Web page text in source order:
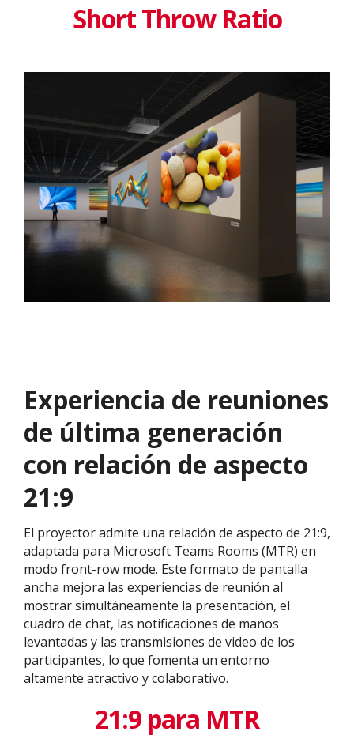
Short Throw Ratio
Experiencia de reuniones
de última generación
con relación de aspecto
21:9
El proyector admite una relación de aspecto de 21:9,
adaptada para Microsoft Teams Rooms (MTR) en
modo front-row mode. Este formato de pantalla
ancha mejora las experiencias de reunión al
mostrar simultáneamente la presentación, el
cuadro de chat, las notificaciones de manos
levantadas y las transmisiones de video de los
participantes, lo que fomenta un entorno
altamente atractivo y colaborativo.
21:9 para MTR